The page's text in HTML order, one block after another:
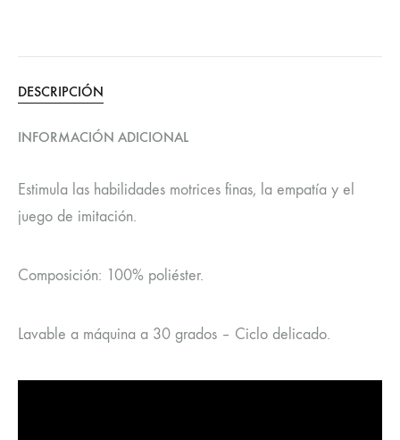
DESCRIPCIÓN
INFORMACIÓN ADICIONAL
Estimula las habilidades motrices finas, la empatía y el
juego de imitación.
Composición: 100% poliéster.
Lavable a máquina a 30 grados – Ciclo delicado.